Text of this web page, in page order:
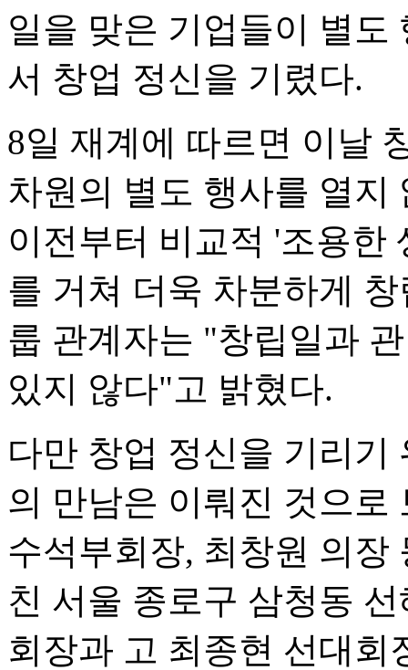
일을 맞은 기업들이 별도
서 창업 정신을 기렸다.
8일 재계에 따르면 이날
차원의 별도 행사를 열지
이전부터 비교적 '조용한
를 거쳐 더욱 차분하게
룹 관계자는 "창립일과
있지 않다"고 밝혔다.
다만 창업 정신을 기리기
의 만남은 이뤄진 것으로
수석부회장, 최창원 의장
친 서울 종로구 삼청동
회장과 고 최종현 선대회